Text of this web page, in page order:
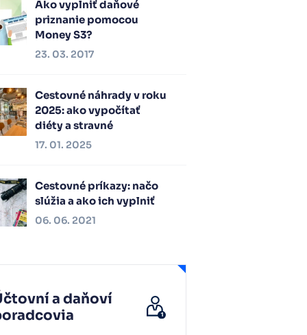
Ako vyplniť daňové
priznanie pomocou
Money S3?
23. 03. 2017
Cestovné náhrady v roku
2025: ako vypočítať
diéty a stravné
17. 01. 2025
Cestovné príkazy: načo
slúžia a ako ich vyplniť
06. 06. 2021
a daňoví